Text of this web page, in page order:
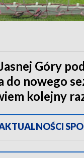
Góry
nowego
kolejny